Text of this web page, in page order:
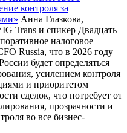
контроля за
Анна Глазкова,
Trans и спикер Двадцать
налоговое
Russia, что в 2026 году
будет определяться
усилением контроля
и приоритетом
сделок, что потребует от
прозрачности и
во все бизнес-